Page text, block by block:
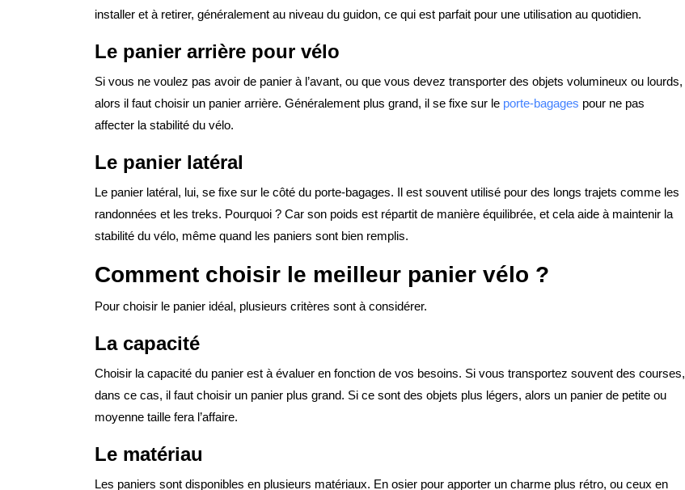
installer et à retirer, généralement au niveau du guidon, ce qui est parfait pour une utilisation au quotidien.
Le panier arrière pour vélo
Si vous ne voulez pas avoir de panier à l’avant, ou que vous devez transporter des objets volumineux ou lourds,
alors il faut choisir un panier arrière. Généralement plus grand, il se fixe sur le porte-bagages pour ne pas
affecter la stabilité du vélo.
Le panier latéral
Le panier latéral, lui, se fixe sur le côté du porte-bagages. Il est souvent utilisé pour des longs trajets comme les
randonnées et les treks. Pourquoi ? Car son poids est répartit de manière équilibrée, et cela aide à maintenir la
stabilité du vélo, même quand les paniers sont bien remplis.
Comment choisir le meilleur panier vélo ?
Pour choisir le panier idéal, plusieurs critères sont à considérer.
La capacité
Choisir la capacité du panier est à évaluer en fonction de vos besoins. Si vous transportez souvent des courses,
dans ce cas, il faut choisir un panier plus grand. Si ce sont des objets plus légers, alors un panier de petite ou
moyenne taille fera l’affaire.
Le matériau
Les paniers sont disponibles en plusieurs matériaux. En osier pour apporter un charme plus rétro, ou ceux en